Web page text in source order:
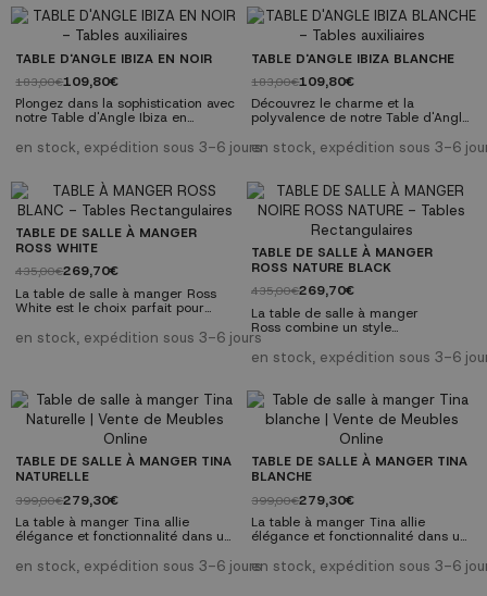
transformer votre espace. Faites-
en le centre d'attention dans
n'importe quel environnement.
Caractéristiques techniques:
noir....
peut transformer votre espace.
Faites-en le centre d'attention
dans n'importe quel
environnement. Caractéristiques
couleur blanc. Pied en...
TABLE D'ANGLE IBIZA EN NOIR
183,00€109,80€
Plongez dans la sophistication avec
notre Table d'Angle Ibiza en
intemporel de la couleur noire à la
fonctionnalité pratique, créant un
moderne. Avec son design élégant
et polyvalent, cette table ajoute
une touche de style à n'importe
quel coin de votre espace.
en stock, expédition sous 3-6 jours
TABLE D'ANGLE IBIZA BLANCHE
183,00€109,80€
Découvrez le charme et la
polyvalence de notre Table d'Angle
combinaison parfaite entre le style
contemporain et la fonctionnalité
n'importe quel coin de votre
maison avec élégance et confort.
en stock, expédition sous 3-6
TABLE DE SALLE À MANGER
ROSS WHITE
435,00€269,70€
La table de salle à manger Ross
White est le choix parfait pour
élégance intemporelle et une
fonctionnalité dans un meuble.
démarque par sa robustesse et
son raffinement. Ses dimensions
en font le centre idéal pour
diverses réunions, qu'il s'agisse de
en stock, expédition sous 3-6 jours
TABLE DE SALLE À MANGER
ROSS NATURE BLACK
435,00€269,70€
La table de salle à manger
Ross combine un style
contemporain avec une durabilité
exceptionnelle, ce qui en fait le
choix parfait pour votre maison.
partager des moments privilégiés
autour de la table.
Caractéristiques techniques:
Mesures: Hauteur 75 cm | Largeur
140cm | Profondeur 90 cm.
Matériaux: MDF et métal. Style...
en stock, expédition sous 3-6
TABLE DE SALLE À MANGER TINA
NATURELLE
399,00€279,30€
La table à manger Tina allie
élégance et fonctionnalité dans un
partir de bois de haute qualité et
de panneaux MDF, cette table
en stock, expédition sous 3-6 jours
TABLE DE SALLE À MANGER TINA
BLANCHE
399,00€279,30€
La table à manger Tina allie
élégance et fonctionnalité dans un
partir de bois de haute qualité et
de panneaux MDF, cette table
en stock, expédition sous 3-6